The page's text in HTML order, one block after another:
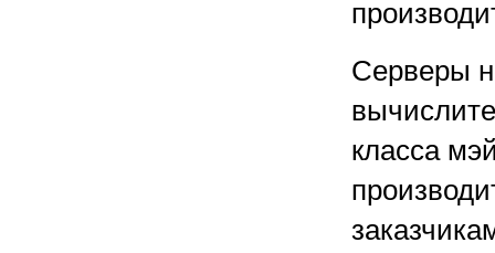
Серверы
класса